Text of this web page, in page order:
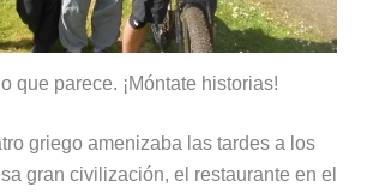
que parece. ¡Móntate historias!
griego amenizaba las tardes a los
gran civilización, el restaurante en el